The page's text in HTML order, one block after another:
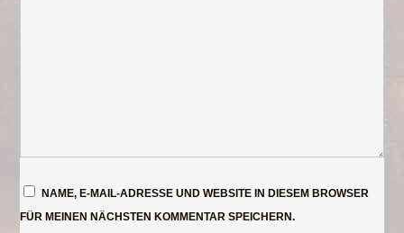
NAME, E-MAIL-ADRESSE UND WEBSITE IN DIESEM BROWSER
FÜR MEINEN NÄCHSTEN KOMMENTAR SPEICHERN.